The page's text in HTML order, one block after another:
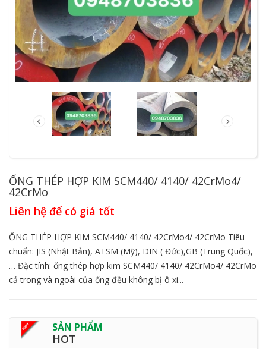
ỐNG THÉP HỢP KIM SCM440/ 4140/ 42CrMo4/
42CrMo
Liên hệ để có giá tốt
ỐNG THÉP HỢP KIM SCM440/ 4140/ 42CrMo4/ 42CrMo Tiêu
chuẩn: JIS (Nhật Bản), ATSM (Mỹ), DIN ( Đức),GB (Trung Quốc),
… Đặc tính: ống thép hợp kim SCM440/ 4140/ 42CrMo4/ 42CrMo
cả trong và ngoài của ống đều không bị ô xi...
SẢN PHẨM
HOT